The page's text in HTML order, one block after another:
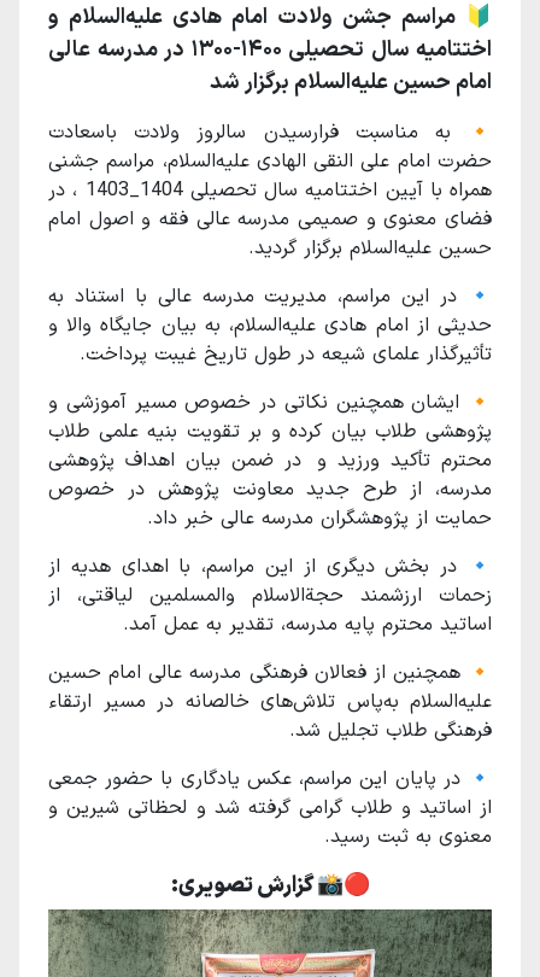
🔰 مراسم جشن ولادت امام هادی علیه‌السلام و
اختتامیه سال تحصیلی ۱۴۰۰-۱۳۰۰ در مدرسه عالی
امام حسین علیه‌السلام برگزار شد
🔸 به مناسبت فرارسیدن سالروز ولادت باسعادت
حضرت امام علی النقی الهادی علیه‌السلام، مراسم جشنی
همراه با آیین اختتامیه سال تحصیلی 1404_1403 ، در
فضای معنوی و صمیمی مدرسه عالی فقه و اصول امام
حسین علیه‌السلام برگزار گردید.
🔹 در این مراسم، مدیریت مدرسه عالی با استناد به
حدیثی از امام هادی علیه‌السلام، به بیان جایگاه والا و
تأثیرگذار علمای شیعه در طول تاریخ غیبت پرداخت.
🔸 ایشان همچنین نکاتی در خصوص مسیر آموزشی و
پژوهشی طلاب بیان کرده و بر تقویت بنیه علمی طلاب
محترم تأکید ورزید و در ضمن بیان اهداف پژوهشی
مدرسه، از طرح جدید معاونت پژوهش در خصوص
حمایت از پژوهشگران مدرسه عالی خبر داد.
🔹 در بخش دیگری از این مراسم، با اهدای هدیه از
زحمات ارزشمند حجة‌الاسلام والمسلمین لیاقتی، از
اساتید محترم پایه مدرسه، تقدیر به عمل آمد.
🔸 همچنین از فعالان فرهنگی مدرسه عالی امام حسین
علیه‌السلام به‌پاس تلاش‌های خالصانه در مسیر ارتقاء
فرهنگی طلاب تجلیل شد.
🔹 در پایان این مراسم، عکس یادگاری با حضور جمعی
از اساتید و طلاب گرامی گرفته شد و لحظاتی شیرین و
معنوی به ثبت رسید.
🔴📸 گزارش تصویری: